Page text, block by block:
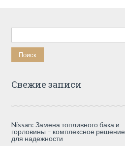
Найти:
Свежие записи
Nissan: Замена топливного бака и
горловины – комплексное решение
для надежности